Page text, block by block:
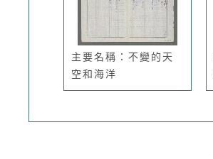
主要名稱：不變的天
空和海洋